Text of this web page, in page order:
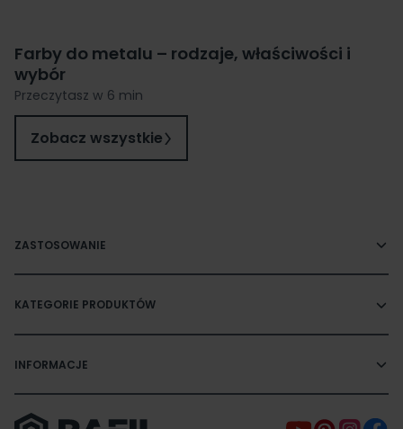
Farby do metalu – rodzaje, właściwości i
wybór
Przeczytasz w 6 min
Zobacz wszystkie
ZASTOSOWANIE
KATEGORIE PRODUKTÓW
INFORMACJE